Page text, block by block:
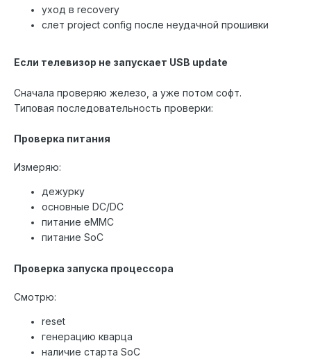
уход в recovery
слет project config после неудачной прошивки
Если телевизор не запускает USB update
Сначала проверяю железо, а уже потом софт.
Типовая последовательность проверки:
Проверка питания
Измеряю:
дежурку
основные DC/DC
питание eMMC
питание SoC
Проверка запуска процессора
Смотрю:
reset
генерацию кварца
наличие старта SoC